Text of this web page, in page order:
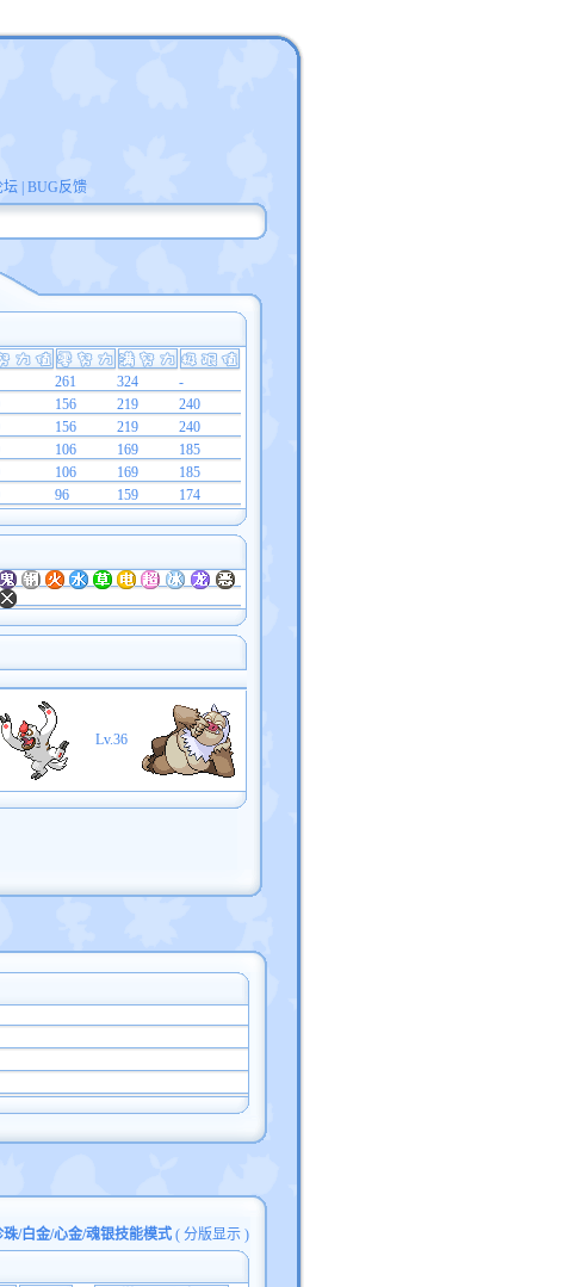
坛| BUG反馈
261 324
-
156 219
240
156 219
240
106 169
185
106 169
185
96 159 174
Lv.36
珠/白金/心金/魂银技能模式( 分版显示)